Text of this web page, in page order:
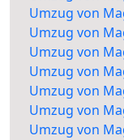
Umzug von
Umzug von
Umzug von
Umzug von
Umzug von
Umzug von
Umzug von